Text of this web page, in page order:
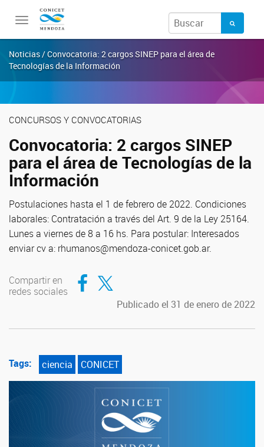
Toggle
navigation
Noticias / Convocatoria: 2 cargos SINEP para el área de
Tecnologías de la Información
CONCURSOS Y CONVOCATORIAS
Convocatoria: 2 cargos SINEP
para el área de Tecnologías de la
Información
Postulaciones hasta el 1 de febrero de 2022. Condiciones
laborales: Contratación a través del Art. 9 de la Ley 25164.
Lunes a viernes de 8 a 16 hs. Para postular: Interesados
enviar cv a: rhumanos@mendoza-conicet.gob.ar.
Compartir en
redes sociales
Compartir en Facebook
Compartir en Twitter
Publicado el 31 de enero de 2022
Tags: ciencia CONICET